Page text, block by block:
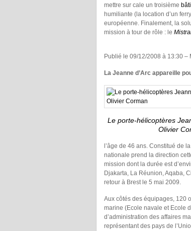
mettre sur cale un troisième
humiliante (la location d’un
européenne. Finalement, la
mission à tour de rôle : le
Publié le 09/12/2008 à 13:30
La Jeanne d’Arc appareille
Le porte-hélicoptères
Olivier
l’âge de 46 ans. Constitué de
nationale prend la direction
mission dont la durée est
Djakarta, La Réunion, Aqaba,
retour à Brest le 5 mai 2009.
Aux côtés des équipages, 120
marine (Ecole navale et Ecole
d’administration des affaires
représentant des pays de